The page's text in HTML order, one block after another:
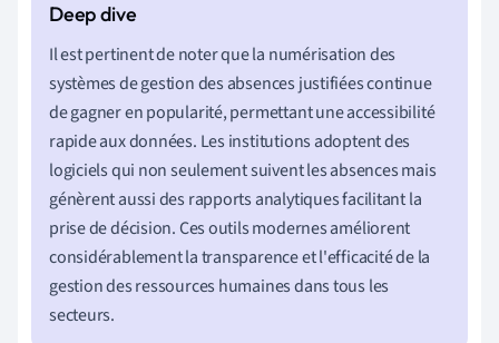
Il est pertinent de noter que la numérisation des
systèmes de gestion des absences justifiées continue
de gagner en popularité, permettant une accessibilité
rapide aux données. Les institutions adoptent des
logiciels qui non seulement suivent les absences mais
génèrent aussi des rapports analytiques facilitant la
prise de décision. Ces outils modernes améliorent
considérablement la transparence et l'efficacité de la
gestion des ressources humaines dans tous les
secteurs.